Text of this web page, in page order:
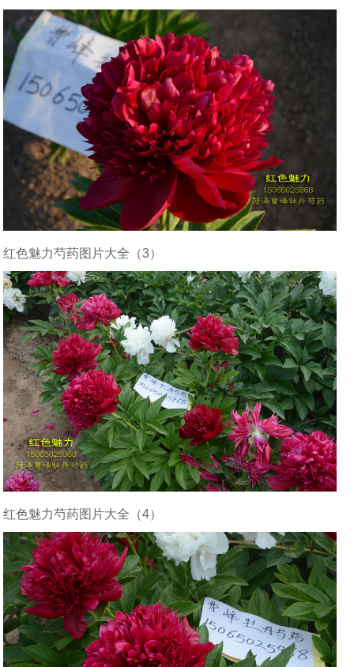
红色魅力芍药图片大全（3）
红色魅力芍药图片大全（4）